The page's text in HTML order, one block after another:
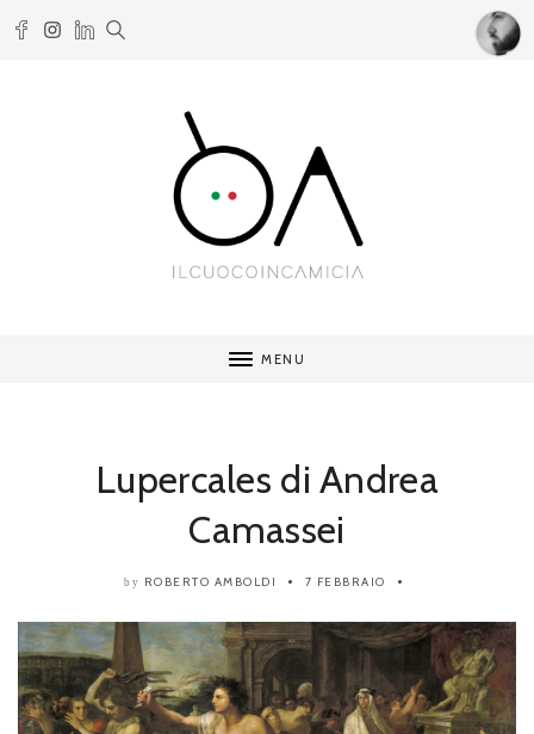
MENU
Lupercales di Andrea
Camassei
by ROBERTO AMBOLDI 7 FEBBRAIO